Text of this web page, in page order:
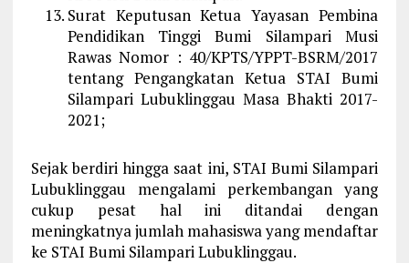
Surat Keputusan Ketua Yayasan Pembina
Pendidikan Tinggi Bumi Silampari Musi
Rawas Nomor : 40/KPTS/YPPT-BSRM/2017
tentang Pengangkatan Ketua STAI Bumi
Silampari Lubuklinggau Masa Bhakti 2017-
2021;
Sejak berdiri hingga saat ini, STAI Bumi Silampari
Lubuklinggau mengalami perkembangan yang
cukup pesat hal ini ditandai dengan
meningkatnya jumlah mahasiswa yang mendaftar
ke STAI Bumi Silampari Lubuklinggau.